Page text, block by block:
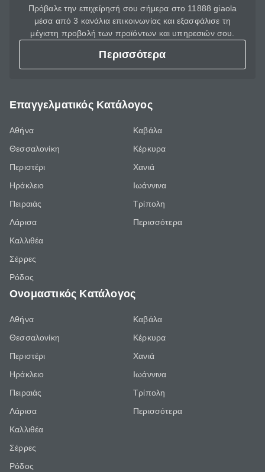
Πρόβαλε την επιχείρησή σου σήμερα στο 11888 giaola
μέσα από 3 κανάλια επικοινωνίας και εξασφάλισε τη
μέγιστη προβολή των προϊόντων και υπηρεσιών σου.
Περισσότερα
Επαγγελματικός Κατάλογος
Αθήνα
Θεσσαλονίκη
Περιστέρι
Ηράκλειο
Πειραιάς
Λάρισα
Καλλιθέα
Σέρρες
Ρόδος
Καβάλα
Κέρκυρα
Χανιά
Ιωάννινα
Τρίπολη
Περισσότερα
Ονομαστικός Κατάλογος
Αθήνα
Θεσσαλονίκη
Περιστέρι
Ηράκλειο
Πειραιάς
Λάρισα
Καλλιθέα
Σέρρες
Ρόδος
Καβάλα
Κέρκυρα
Χανιά
Ιωάννινα
Τρίπολη
Περισσότερα